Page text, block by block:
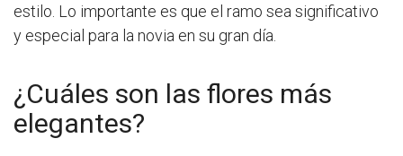
estilo. Lo importante es que el ramo sea significativo
y especial para la novia en su gran día.
¿Cuáles son las flores más
elegantes?